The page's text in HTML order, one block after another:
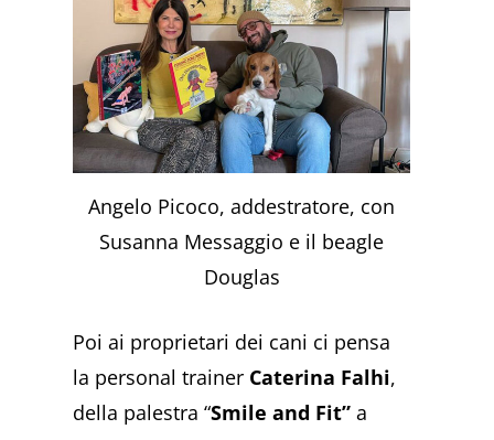
Angelo Picoco, addestratore, con
Susanna Messaggio e il beagle
Douglas
Poi ai proprietari dei cani ci pensa
la personal trainer Caterina Falhi,
della palestra “Smile and Fit” a